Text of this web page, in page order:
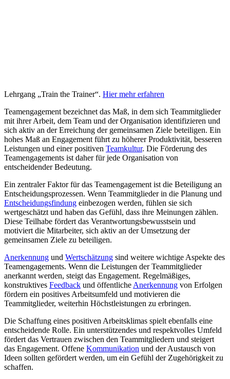
Lehrgang „Train the Trainer“. Hier mehr erfahren
Teamengagement bezeichnet das Maß, in dem sich Teammitglieder
mit ihrer Arbeit, dem Team und der Organisation identifizieren und
sich aktiv an der Erreichung der gemeinsamen Ziele beteiligen. Ein
hohes Maß an Engagement führt zu höherer Produktivität, besseren
Leistungen und einer positiven Teamkultur. Die Förderung des
Teamengagements ist daher für jede Organisation von
entscheidender Bedeutung.
Ein zentraler Faktor für das Teamengagement ist die Beteiligung an
Entscheidungsprozessen. Wenn Teammitglieder in die Planung und
Entscheidungsfindung einbezogen werden, fühlen sie sich
wertgeschätzt und haben das Gefühl, dass ihre Meinungen zählen.
Diese Teilhabe fördert das Verantwortungsbewusstsein und
motiviert die Mitarbeiter, sich aktiv an der Umsetzung der
gemeinsamen Ziele zu beteiligen.
Anerkennung und Wertschätzung sind weitere wichtige Aspekte des
Teamengagements. Wenn die Leistungen der Teammitglieder
anerkannt werden, steigt das Engagement. Regelmäßiges,
konstruktives Feedback und öffentliche Anerkennung von Erfolgen
fördern ein positives Arbeitsumfeld und motivieren die
Teammitglieder, weiterhin Höchstleistungen zu erbringen.
Die Schaffung eines positiven Arbeitsklimas spielt ebenfalls eine
entscheidende Rolle. Ein unterstützendes und respektvolles Umfeld
fördert das Vertrauen zwischen den Teammitgliedern und steigert
das Engagement. Offene Kommunikation und der Austausch von
Ideen sollten gefördert werden, um ein Gefühl der Zugehörigkeit zu
schaffen.